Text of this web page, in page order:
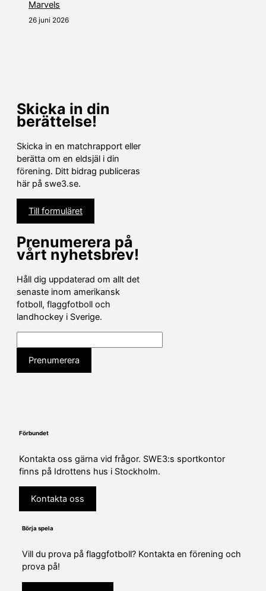
Marvels
26 juni 2026
Skicka in din
berättelse!
Skicka in en matchrapport eller
berätta om en eldsjäl i din
förening. Ditt bidrag publiceras
här på swe3.se.
Till formuläret
Prenumerera på
vårt nyhetsbrev!
Håll dig uppdaterad om allt det
senaste inom amerikansk
fotboll, flaggfotboll och
landhockey i Sverige.
Förbundet
Kontakta oss gärna vid frågor. SWE3:s sportkontor
finns på Idrottens hus i Stockholm.
Kontakta oss
Börja spela
Vill du prova på flaggfotboll? Kontakta en förening och
prova på!